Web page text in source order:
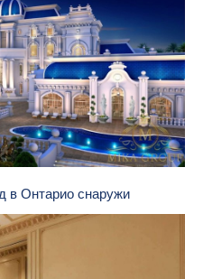
в Онтарио снаружи